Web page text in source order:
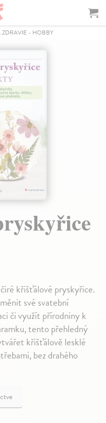
ZDRAVIE- HOBBY
křišťálové pryskyřice.
své svatební
či využít přírodniny k
tento přehledný
křišťálově lesklé
bez drahého